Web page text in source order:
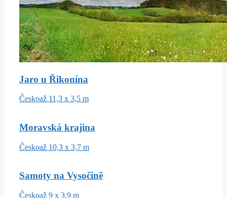
Jaro u Řikonína
Českoaž 11,3 x 3,5 m
Moravská krajina
Českoaž 10,3 x 3,7 m
Samoty na Vysočině
Českoaž 9 x 3,9 m